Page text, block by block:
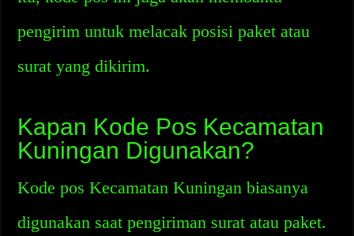
pengirim untuk melacak posisi paket atau
surat yang dikirim.
Kapan Kode Pos Kecamatan
Kuningan Digunakan?
Kode pos Kecamatan Kuningan biasanya
digunakan saat pengiriman surat atau paket.